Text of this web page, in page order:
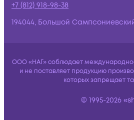
+7 (812) 918-98-38
194044, Большой
ООО «НАГ» соблюдает
и не поставляет продукцию
которых запрещает
© 1995-2026